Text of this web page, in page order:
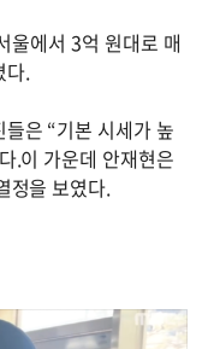
울에서 3억 원대로 매
다.
은 “기본 시세가 높
.이 가운데 안재현은
정을 보였다.